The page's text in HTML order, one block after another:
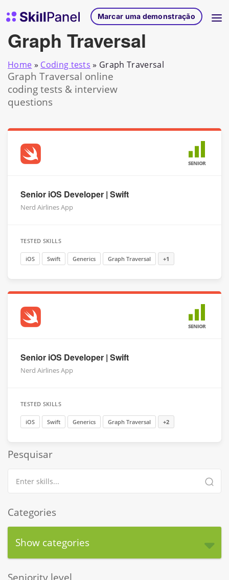
Página inicial do SkillPanelMarcar uma demonstração
Graph Traversal
Home » Coding tests » Graph Traversal
Graph Traversal online
coding tests & interview
questions
SENIOR
Senior iOS Developer | Swift
Nerd Airlines App
TESTED SKILLS
iOS Swift Generics Graph Traversal +1
SENIOR
Senior iOS Developer | Swift
Nerd Airlines App
TESTED SKILLS
iOS Swift Generics Graph Traversal +2
Pesquisar
Categories
Show categories